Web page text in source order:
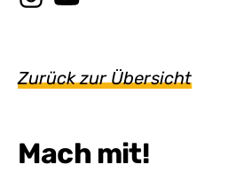
Zurück zur Übersicht
Mach mit!